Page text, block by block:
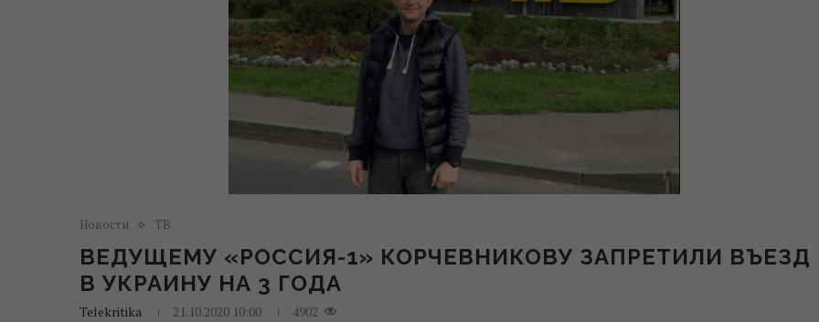
Новости ТВ
ВЕДУЩЕМУ «РОССИЯ-1» КОРЧЕВНИКОВУ ЗАПРЕТИЛИ ВЪЕЗД
В УКРАИНУ НА 3 ГОДА
Telekritika 21.10.2020 10:00 4902